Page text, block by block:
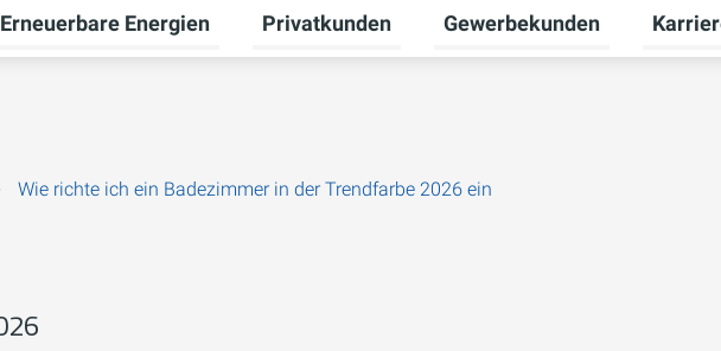
Erneuerbare Energien
Untermenü für Erneuerbare Energien umschalten
Privatkunden
Untermenü für Privatkunden
Gewerbekunden
Wie richte ich ein Badezimmer in der Trendfarbe 2026 ein